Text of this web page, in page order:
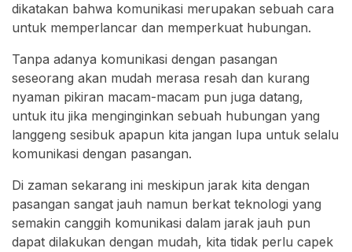
dikatakan bahwa komunikasi merupakan sebuah cara
untuk memperlancar dan memperkuat hubungan.
Tanpa adanya komunikasi dengan pasangan
seseorang akan mudah merasa resah dan kurang
nyaman pikiran macam-macam pun juga datang,
untuk itu jika menginginkan sebuah hubungan yang
langgeng sesibuk apapun kita jangan lupa untuk selalu
komunikasi dengan pasangan.
Di zaman sekarang ini meskipun jarak kita dengan
pasangan sangat jauh namun berkat teknologi yang
semakin canggih komunikasi dalam jarak jauh pun
dapat dilakukan dengan mudah, kita tidak perlu capek